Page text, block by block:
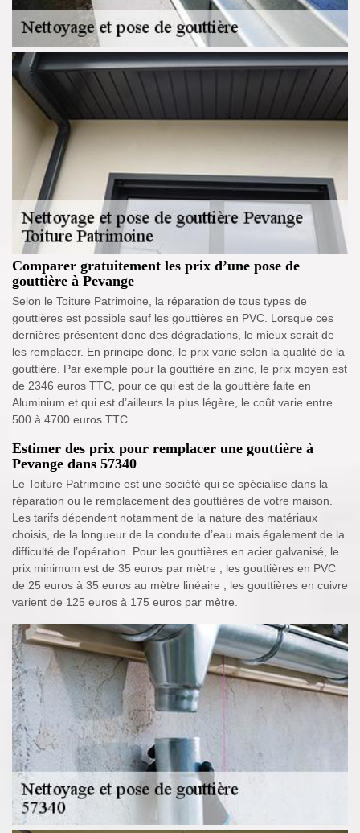
Comparer gratuitement les prix d’une pose de
gouttière à Pevange
Selon le Toiture Patrimoine, la réparation de tous types de
gouttières est possible sauf les gouttières en PVC. Lorsque ces
dernières présentent donc des dégradations, le mieux serait de
les remplacer. En principe donc, le prix varie selon la qualité de la
gouttière. Par exemple pour la gouttière en zinc, le prix moyen est
de 2346 euros TTC, pour ce qui est de la gouttière faite en
Aluminium et qui est d’ailleurs la plus légère, le coût varie entre
500 à 4700 euros TTC.
Estimer des prix pour remplacer une gouttière à
Pevange dans 57340
Le Toiture Patrimoine est une société qui se spécialise dans la
réparation ou le remplacement des gouttières de votre maison.
Les tarifs dépendent notamment de la nature des matériaux
choisis, de la longueur de la conduite d’eau mais également de la
difficulté de l’opération. Pour les gouttières en acier galvanisé, le
prix minimum est de 35 euros par mètre ; les gouttières en PVC
de 25 euros à 35 euros au mètre linéaire ; les gouttières en cuivre
varient de 125 euros à 175 euros par mètre.